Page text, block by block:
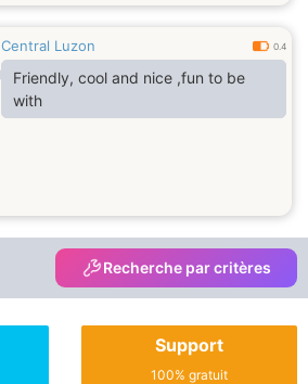
Central Luzon 0.4
Friendly, cool and nice ,fun to be
with
Recherche par critères
Support
100% gratuit